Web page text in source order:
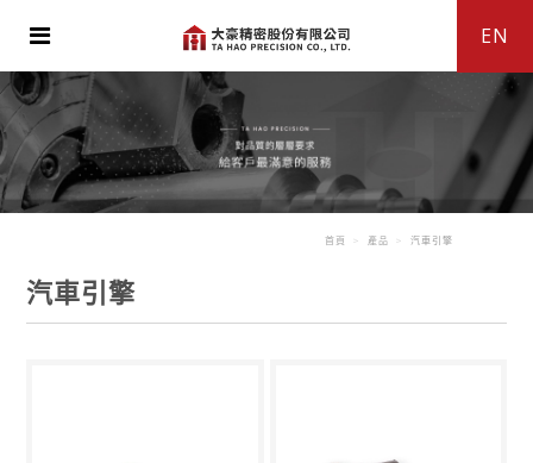
EN
首頁 產品 汽車引擎
汽車引擎